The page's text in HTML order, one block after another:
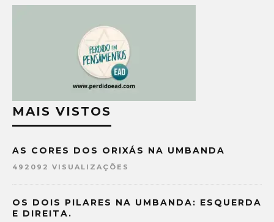
MAIS VISTOS
AS CORES DOS ORIXÁS NA UMBANDA
492092 VISUALIZAÇÕES
OS DOIS PILARES NA UMBANDA: ESQUERDA
E DIREITA.